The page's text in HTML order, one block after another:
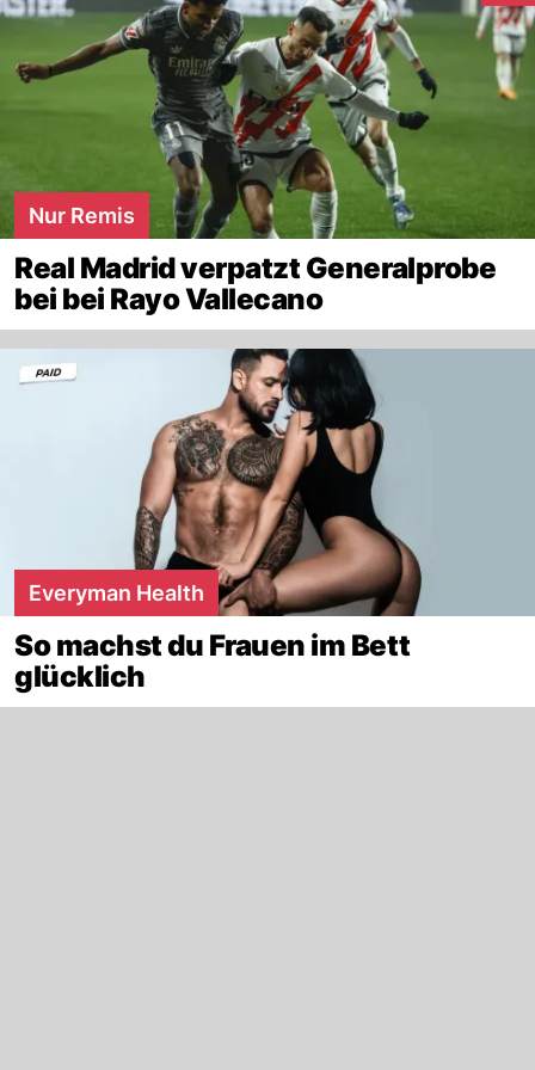
Nur Remis
Real Madrid verpatzt Generalprobe
bei bei Rayo Vallecano
Everyman Health
So machst du Frauen im Bett
glücklich